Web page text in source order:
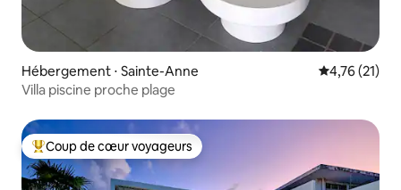
Hébergement ⋅ Sainte-Anne Évaluation
4,76 (21)
Villa piscine proche plage
Coups de cœur voyageurs les plus appréciés
Coup de cœur voyageurs